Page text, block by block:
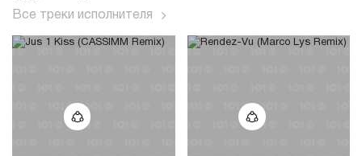
Все треки исполнителя